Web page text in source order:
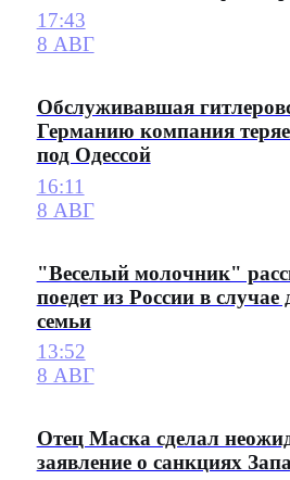
17:43
8 АВГ
Обслуживавшая
Германию компания
под Одессой
16:11
8 АВГ
"Веселый молочник"
поедет из России в случае
семьи
13:52
8 АВГ
Отец Маска сделал
заявление о санкциях